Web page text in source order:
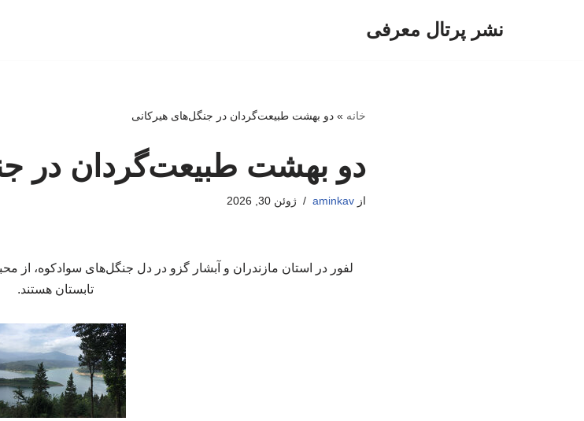
نشر پرتال معرفی
خانه »دو بهشت طبیعت‌گردان در جنگل‌های هیرکانی
دو بهشت طبیعت‌گردان در
ازaminkav ژوئن 30, 2026
لفور در استان مازندران و آبشار گزو در دل جنگل‌های سوادکوه،
تابستان هستند.